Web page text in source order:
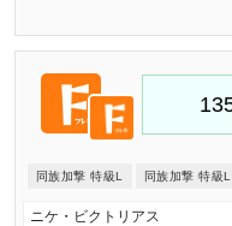
同族加撃 特級L 同族加撃 特級L
ニケ・ビクトリアス